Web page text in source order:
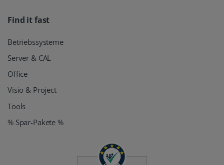
Find it fast
Betriebssysteme
Server & CAL
Office
Visio & Project
Tools
% Spar-Pakete %